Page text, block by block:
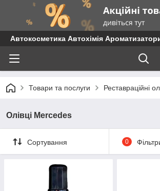
Автокосметика Автохімія
Товари та послуги Реставраційні
Олівці Mercedes
Сортування 0